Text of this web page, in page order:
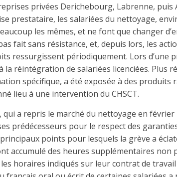
privées Derichebourg, Labrenne, puis
prestataire, les salariées du nettoyage,
les mêmes, et ne font que changer
fait sans résistance, et, depuis lors, les
ressurgissent périodiquement. Lors d’une
la réintégration de salariées licenciées. Plus
spécifique, a été exposée à des produits
lieu à une intervention du CHSCT.
qui a repris le marché du nettoyage en
prédécesseurs pour le respect des
points pour lesquels la grève a
accumulé des heures supplémentaires non
horaires indiqués sur leur contrat de travail